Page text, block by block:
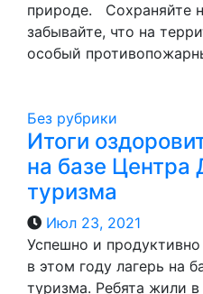
природе. Сохраняйте
забывайте, что на
особый
Без рубрики
Итоги
на базе Центра
туризма
Июл 23, 2021
Успешно и
в этом году лагерь на
туризма. Ребята жили в